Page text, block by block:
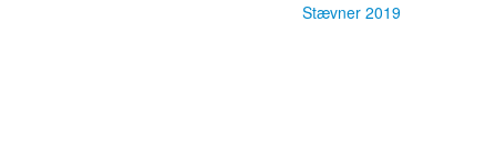
Stævner 2019